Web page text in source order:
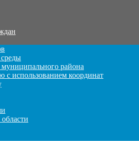
района
с использованием координат